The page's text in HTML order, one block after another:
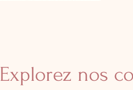
Explorez nos